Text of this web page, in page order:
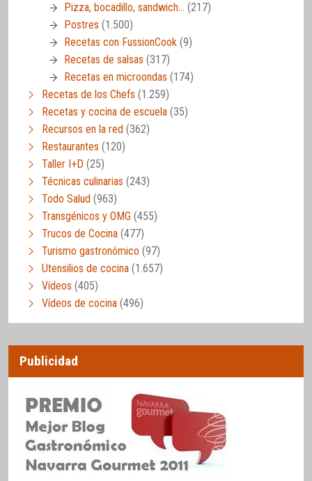
Pizza, bocadillo, sandwich… (217)
Postres (1.500)
Recetas con FussionCook (9)
Recetas de salsas (317)
Recetas en microondas (174)
Recetas de los Chefs (1.259)
Recetas y cocina de escuela (35)
Recursos en la red (362)
Restaurantes (120)
Taller I+D (25)
Técnicas culinarias (243)
Todo Salud (963)
Transgénicos y OMG (455)
Trucos de Cocina (477)
Turismo gastronómico (97)
Utensilios de cocina (1.657)
Vídeos (405)
Vídeos de cocina (496)
Publicidad